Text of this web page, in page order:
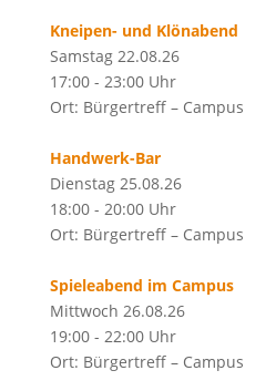
Kneipen- und Klönabend
Samstag 22.08.26
17:00 - 23:00 Uhr
Ort: Bürgertreff – Campus
Handwerk-Bar
Dienstag 25.08.26
18:00 - 20:00 Uhr
Ort: Bürgertreff – Campus
Spieleabend im Campus
Mittwoch 26.08.26
19:00 - 22:00 Uhr
Ort: Bürgertreff – Campus